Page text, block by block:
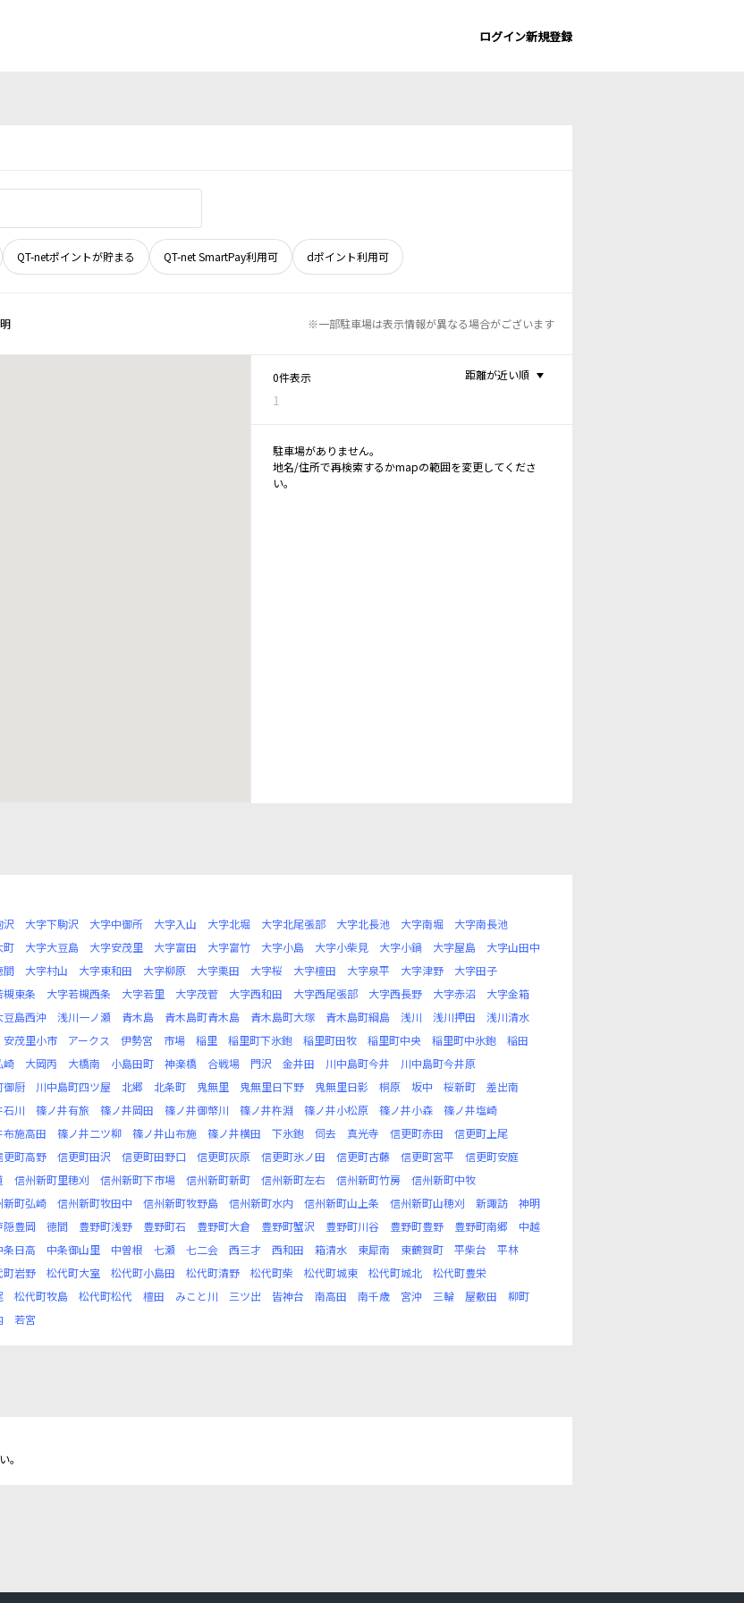
ログイン新規登録
QT-netポイントが貯まる QT-net SmartPay利用可 dポイント利用可
※一部駐車場は表示情報が異なる場合がございます
0件表示
1
距離が近い順
駐車場がありません。
地名/住所で再検索するかmapの範囲を変更してくださ
い。
沢 大字下駒沢 大字中御所 大字入山 大字北堀 大字北尾張部 大字北長池 大字南堀
大字南長池
町 大字大豆島 大字安茂里 大字富田 大字富竹 大字小島 大字小柴見 大字小鍋 大字屋島
大字山田中
間 大字村山 大字東和田 大字柳原 大字栗田 大字桜 大字檀田 大字泉平 大字津野
大字田子
槻東条 大字若槻西条 大字若里 大字茂菅 大字西和田 大字西尾張部 大字西長野 大字赤沼
大字金箱
豆島西沖 浅川一ノ瀬 青木島 青木島町青木島 青木島町大塚 青木島町綱島 浅川 浅川押田
浅川清水
安茂里小市 アークス 伊勢宮 市場 稲里 稲里町下氷鉋 稲里町田牧 稲里町中央 稲里町中氷鉋
稲田
崎 大岡丙 大橋南 小島田町 神楽橋 合戦場 門沢 金井田 川中島町今井
川中島町今井原
御厨 川中島町四ツ屋 北郷 北条町 鬼無里 鬼無里日下野 鬼無里日影 桐原 坂中 桜新町
差出南
石川 篠ノ井有旅 篠ノ井岡田 篠ノ井御幣川 篠ノ井杵淵 篠ノ井小松原 篠ノ井小森
篠ノ井塩崎
布施高田 篠ノ井二ツ柳 篠ノ井山布施 篠ノ井横田 下氷鉋 伺去 真光寺 信更町赤田
信更町上尾
更町高野 信更町田沢 信更町田野口 信更町灰原 信更町氷ノ田 信更町古藤 信更町宮平
信更町安庭
信州新町里穂刈 信州新町下市場 信州新町新町 信州新町左右 信州新町竹房
信州新町中牧
新町弘崎 信州新町牧田中 信州新町牧野島 信州新町水内 信州新町山上条 信州新町山穂刈 新諏訪
神明
隠豊岡 徳間 豊野町浅野 豊野町石 豊野町大倉 豊野町蟹沢 豊野町川谷 豊野町豊野 豊野町南郷
中越
条日高 中条御山里 中曽根 七瀬 七二会 西三才 西和田 箱清水 東犀南 東鶴賀町 平柴台
平林
町岩野 松代町大室 松代町小島田 松代町清野 松代町柴 松代町城東 松代町城北
松代町豊栄
松代町牧島 松代町松代 檀田 みこと川 三ツ出 皆神台 南高田 南千歳 宮沖 三輪 屋敷田
柳町
若宮
。